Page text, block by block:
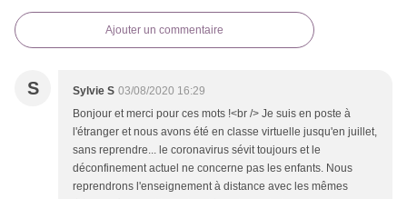
Ajouter un commentaire
S Sylvie S 03/08/2020 16:29
Bonjour et merci pour ces mots !<br /> Je suis en poste à
l'étranger et nous avons été en classe virtuelle jusqu'en juillet,
sans reprendre... le coronavirus sévit toujours et le
déconfinement actuel ne concerne pas les enfants. Nous
reprendrons l'enseignement à distance avec les mêmes